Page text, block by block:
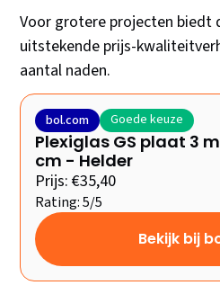
Voor grotere projecten biedt
uitstekende prijs-
aantal naden.
bol.com Goede keuze
Plexiglas GS plaat 3
cm - Helder
Prijs: €35,40
Rating: 5/5
Bekijk bij